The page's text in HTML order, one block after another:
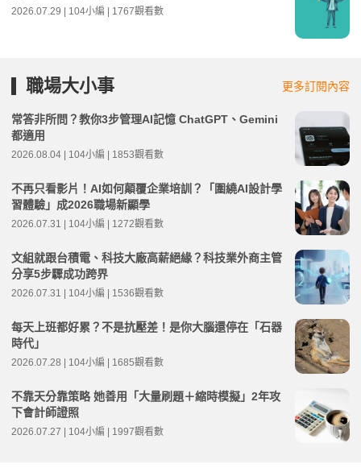
2026.07.29 | 104小編 | 1767觀看數
職場大小事 更多訂閱內容
常答非所問？教你3步管理AI記憶 ChatGPT、Gemini
都適用
2026.08.04 | 104小編 | 1853觀看數
不再只看影片！AI如何顛覆企業培訓？「圍繞AI設計學
習體驗」成2026職場新顯學
2026.07.31 | 104小編 | 1272觀看數
文組就跟台積電、科技大廠高薪絕緣？科技業外商主管
分享5步驟成功跨界
2026.07.31 | 104小編 | 1536觀看數
每天上班都好累？不是抗壓差！是你大腦還停在「石器
時代」
2026.07.28 | 104小編 | 1685觀看數
不靠天分靠策略 她善用「大量刷題＋縮時模擬」2年攻
下會計師證照
2026.07.27 | 104小編 | 1997觀看數